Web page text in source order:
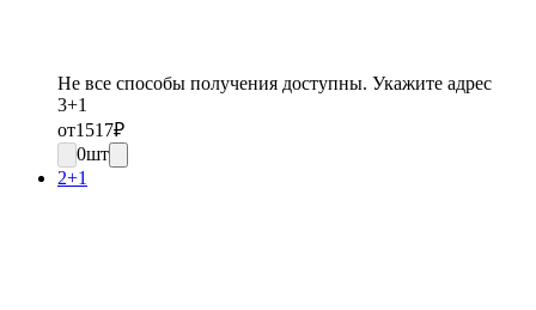
Не все способы получения доступны. Укажите адрес
3+1
от1517₽
0шт
2+1